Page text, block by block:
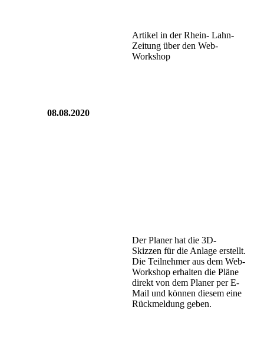
Artikel in der Rhein- Lahn-
Zeitung über den Web-
Workshop
08.08.2020
Der Planer hat die 3D-
Skizzen für die Anlage erstellt.
Die Teilnehmer aus dem Web-
Workshop erhalten die Pläne
direkt von dem Planer per E-
Mail und können diesem eine
Rückmeldung geben.